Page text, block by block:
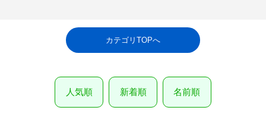
カテゴリTOPへ
人気順 新着順 名前順